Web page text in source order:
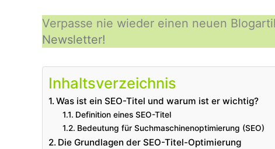
Verpasse nie wieder einen neuen
Newsletter!
Inhaltsverzeichnis
Was ist ein SEO-Titel und warum ist er wichtig?
Definition eines SEO-Titel
Bedeutung für Suchmaschinenoptimierung (SEO)
Die Grundlagen der SEO-Titel-Optimierung